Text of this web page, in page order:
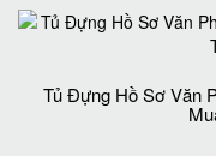
Tủ Đựng Hồ Sơ Văn